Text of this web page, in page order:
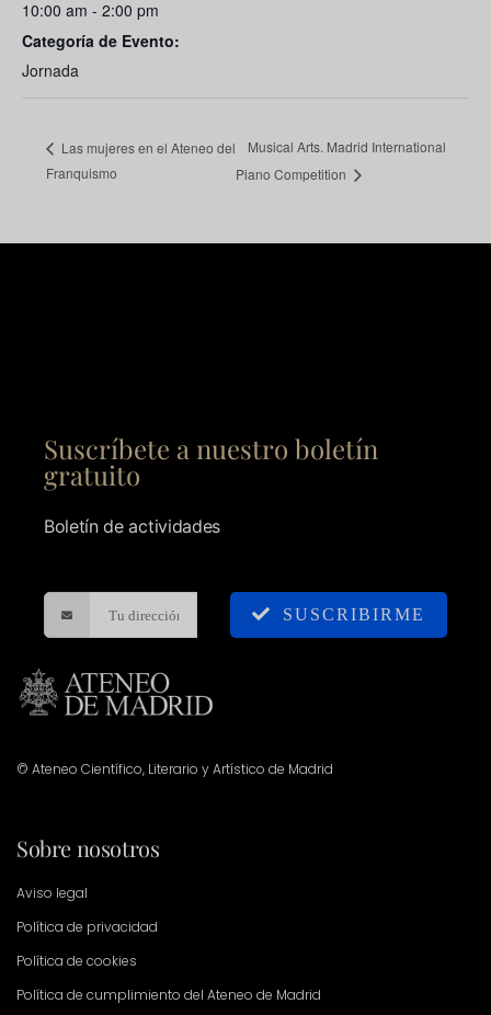
10:00 am - 2:00 pm
Categoría de Evento:
Jornada
Las mujeres en el Ateneo del
Franquismo
Musical Arts. Madrid International
Piano Competition
Suscríbete a nuestro boletín
gratuito
Boletín de actividades
SUSCRIBIRME
© Ateneo Científico, Literario y Artístico de Madrid
Sobre nosotros
Aviso legal
Política de privacidad
Política de cookies
Política de cumplimiento del Ateneo de Madrid